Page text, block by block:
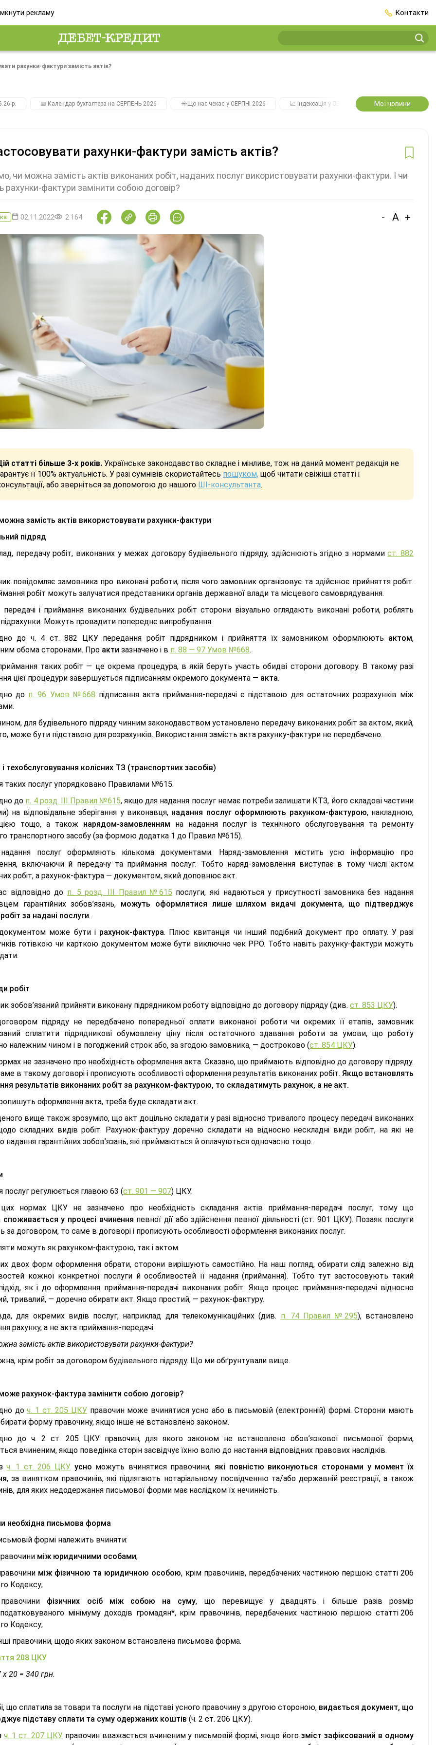
рекламу Контакти
рахунки-фактури замість актів?
р. 📅 Календар бухгалтера на СЕРПЕНЬ 2026 ☀️Що нас чекає у СЕРПНІ 2026 📈 Індексація у СЕРПНІ 2️⃣0️⃣2️⃣7️⃣ Усі
Мої новини
рахунки-фактури замість актів?
чи можна замість актів виконаних робіт, наданих послуг використовувати рахунки-фактури. І чи
рахунки-фактури замінити собою договір?
02.11.2022 2 164 - A +
статті більше 3-х років. Українське законодавство складне і мінливе, тож на даний момент редакція не
її 100% актуальність. У разі сумнівів скористайтесь пошуком, щоб читати свіжіші статті і
або зверніться за допомогою до нашого ШІ-консультанта.
замість актів використовувати рахунки-фактури
підряд
передачу робіт, виконаних у межах договору будівельного підряду, здійснюють згідно з нормамист. 882
повідомляє замовника про виконані роботи, після чого замовник організовує та здійснює прийняття робіт.
робіт можуть залучатися представники органів державної влади та місцевого самоврядування.
передачі і приймання виконаних будівельних робіт сторони візуально оглядають виконані роботи, роблять
підрахунки. Можуть провадити попереднє випробування.
до ч. 4 ст. 882 ЦКУ передання робіт підрядником і прийняття їх замовником оформлюють актом,
обома сторонами. Про акти зазначено і в п. 88 — 97 Умов №668.
таких робіт — це окрема процедура, в якій беруть участь обидві сторони договору. В такому разі
цієї процедури завершується підписанням окремого документа — акта.
до п. 96 Умов №668 підписання акта приймання-передачі є підставою для остаточних розрахунків між
для будівельного підряду чинним законодавством установлено передачу виконаних робіт за актом, який,
може бути підставою для розрахунків. Використання замість акта рахунку-фактури не передбачено.
техобслуговування колісних ТЗ (транспортних засобів)
таких послуг упорядковано Правилами №615.
до п. 4 розд. ІІІ Правил №615, якщо для надання послуг немає потреби залишати КТЗ, його складові частини
на відповідальне зберігання у виконавця, надання послуг оформлюють рахунком-фактурою, накладною,
тощо, а також нарядом-замовленням на надання послуг із технічного обслуговування та ремонту
транспортного засобу (за формою додатка 1 до Правил №615).
послуг оформляють кількома документами. Наряд-замовлення містить усю інформацію про
включаючи й передачу та приймання послуг. Тобто наряд-замовлення виступає в тому числі актом
робіт, а рахунок-фактура — документом, який доповнює акт.
відповідно до п. 5 розд. ІІІ Правил №615 послуги, які надаються у присутності замовника без надання
гарантійних зобов’язань, можуть оформлятися лише шляхом видачі документа, що підтверджує
за надані послуги.
може бути і рахунок-фактура. Плюс квитанція чи інший подібний документ про оплату. У разі
готівкою чи карткою документом може бути виключно чек РРО. Тобто навіть рахунку-фактури можуть
робіт
зобов’язаний прийняти виконану підрядником роботу відповідно до договору підряду (див. ст. 853 ЦКУ).
підряду не передбачено попередньої оплати виконаної роботи чи окремих її етапів, замовник
сплатити підрядникові обумовлену ціну після остаточного здавання роботи за умови, що роботу
належним чином і в погоджений строк або, за згодою замовника, — достроково (ст. 854 ЦКУ).
не зазначено про необхідність оформлення акта. Сказано, що приймають відповідно до договору підряду.
в такому договорі і прописують особливості оформлення результатів виконаних робіт. Якщо встановлять
результатів виконаних робіт за рахунком-фактурою, то складатимуть рахунок, а не акт.
оформлення акта, треба буде складати акт.
вище також зрозуміло, що акт доцільно складати у разі відносно тривалого процесу передачі виконаних
складних видів робіт. Рахунок-фактуру доречно складати на відносно нескладні види робіт, на які не
надання гарантійних зобов’язань, які приймаються й оплачуються одночасно тощо.
послуг регулюється главою 63 (ст. 901 — 907) ЦКУ.
нормах ЦКУ не зазначено про необхідність складання актів приймання-передачі послуг, тому що
споживається у процесі вчинення певної дії або здійснення певної діяльності (ст. 901 ЦКУ). Позаяк послуги
за договором, то саме в договорі і прописують особливості оформлення виконаних послуг.
можуть як рахунком-фактурою, так і актом.
двох форм оформлення обрати, сторони вирішують самостійно. На наш погляд, обирати слід залежно від
кожної конкретної послуги й особливостей її надання (приймання). Тобто тут застосовують такий
як і до оформлення приймання-передачі виконаних робіт. Якщо процес приймання-передачі відносно
тривалий, — доречно обирати акт. Якщо простий, — рахунок-фактуру.
для окремих видів послуг, наприклад для телекомунікаційних (див. п. 74 Правил №295), встановлено
рахунку, а не акта приймання-передачі.
замість актів використовувати рахунки-фактури?
крім робіт за договором будівельного підряду. Що ми обґрунтували вище.
рахунок-фактура замінити собою договір?
доч. 1 ст. 205 ЦКУправочин може вчинятися усно або в письмовій (електронній) формі. Сторони мають
форму правочину, якщо інше не встановлено законом.
до ч. 2 ст. 205 ЦКУ правочин, для якого законом не встановлено обов’язкової письмової форми,
вчиненим, якщо поведінка сторін засвідчує їхню волю до настання відповідних правових наслідків.
зч. 1 ст. 206 ЦКУ усно можуть вчинятися правочини,які повністю виконуються сторонами у момент їх
, за винятком правочинів, які підлягають нотаріальному посвідченню та/або державній реєстрації, а також
для яких недодержання письмової форми має наслідком їх нечинність.
необхідна письмова форма
формі належить вчиняти:
між юридичними особами;
між фізичною та юридичною особою, крім правочинів, передбачених частиною першою статті 206
Кодексу;
фізичних осіб між собою на суму, що перевищує у двадцять і більше разів розмір
мінімуму доходів громадян*, крім правочинів, передбачених частиною першою статті 206
Кодексу;
правочини, щодо яких законом встановлена письмова форма.
208 ЦКУ
х 20 = 340 грн.
що сплатила за товари та послуги на підставі усного правочину з другою стороною, видається документ, що
підставу сплати та суму одержаних коштів (ч. 2 ст. 206 ЦКУ).
ч. 1 ст. 207 ЦКУправочин вважається вчиненим у письмовій формі, якщо йогозміст зафіксований в одному